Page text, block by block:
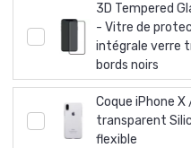
3D Tempered
- Vitre de
intégrale verre
bords noirs
Coque iPhone X
transparent
flexible